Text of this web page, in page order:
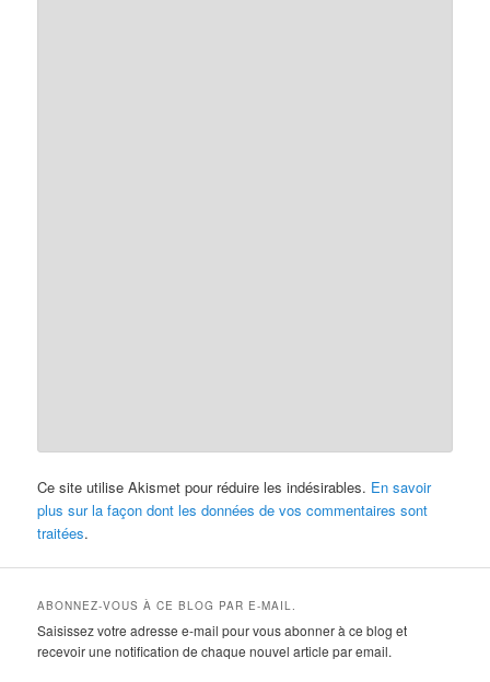
Ce site utilise Akismet pour réduire les indésirables. En savoir
plus sur la façon dont les données de vos commentaires sont
traitées.
ABONNEZ-VOUS À CE BLOG PAR E-MAIL.
Saisissez votre adresse e-mail pour vous abonner à ce blog et
recevoir une notification de chaque nouvel article par email.